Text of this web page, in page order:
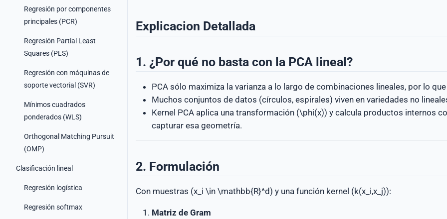
Regresión por componentes
principales (PCR)
Regresión Partial Least
Squares (PLS)
Regresión con máquinas de
soporte vectorial (SVR)
Mínimos cuadrados
ponderados (WLS)
Orthogonal Matching Pursuit
(OMP)
Clasificación lineal
Regresión logística
Regresión softmax
Explicacion Detallada
1. ¿Por qué no basta con la PCA lineal?
PCA sólo maximiza la varianza a lo largo de combinaciones lineales, por lo
Muchos conjuntos de datos (círculos, espirales) viven en variedades no
Kernel PCA aplica una transformación (\phi(x)) y calcula productos internos
capturar esa geometría.
2. Formulación
Con muestras (x_i \in \mathbb{R}^d) y una función kernel (k(x_i,x_j)):
Matriz de Gram